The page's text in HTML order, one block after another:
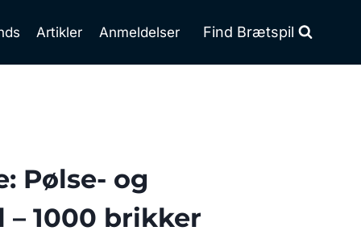
Artikler Anmeldelser Find Brætspil
Pølse- og
1000 brikker